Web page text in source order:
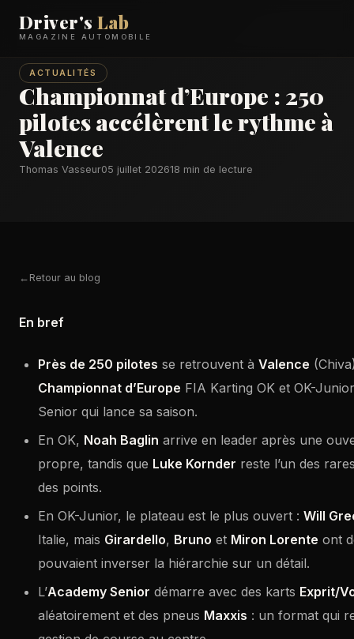
Driver'sLab
MAGAZINE AUTOMOBILE
ACTUALITÉS
Championnat d’Europe : 250
pilotes accélèrent le rythme à
Valence
Thomas Vasseur05 juillet 202618 min de lecture
Retour au blog
En bref
Près de 250 pilotes se retrouvent à Valence
Championnat d’Europe FIA Karting OK et OK-
Senior qui lance sa saison.
En OK, Noah Baglin arrive en leader après une
propre, tandis que Luke Kornder reste l’un des
des points.
En OK-Junior, le plateau est le plus ouvert : Will
Italie, mais Girardello, Bruno et Miron Lorente ont
pouvaient inverser la hiérarchie sur un détail.
L’Academy Senior démarre avec des karts Exprit/
aléatoirement et des pneus Maxxis : un format qui